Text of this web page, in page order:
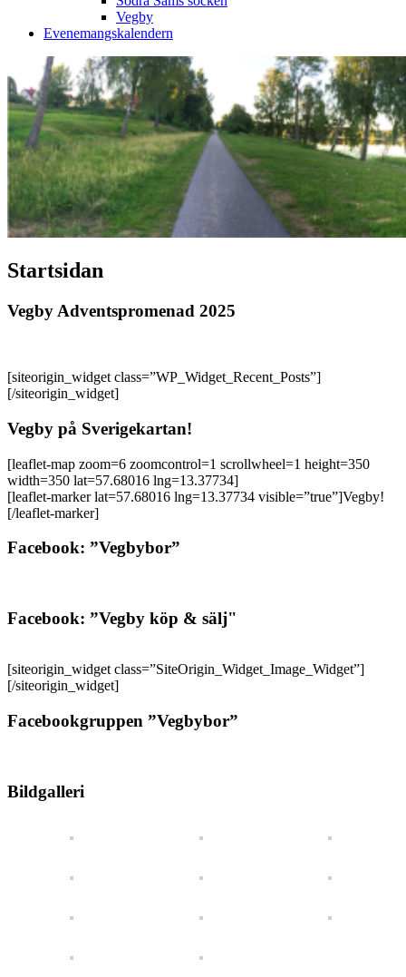
Vegby
Evenemangskalendern
Startsidan
Vegby Adventspromenad 2025
[siteorigin_widget class=”WP_Widget_Recent_Posts”]
[/siteorigin_widget]
Vegby på Sverigekartan!
[leaflet-map zoom=6 zoomcontrol=1 scrollwheel=1 height=350
width=350 lat=57.68016 lng=13.37734]
[leaflet-marker lat=57.68016 lng=13.37734 visible=”true”]Vegby!
[/leaflet-marker]
Facebook: ”Vegbybor”
Facebook: ”Vegby köp & sälj"
[siteorigin_widget class=”SiteOrigin_Widget_Image_Widget”]
[/siteorigin_widget]
Facebookgruppen ”Vegbybor”
Bildgalleri